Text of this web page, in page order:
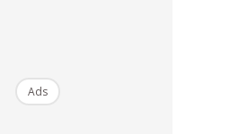
The Wishes =) U All Can
Live From Spain Via
Ads